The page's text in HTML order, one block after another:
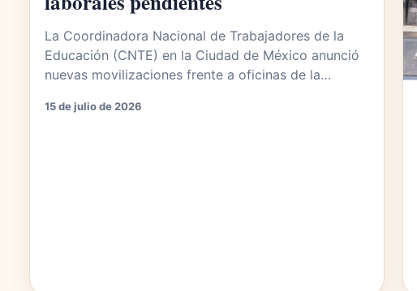
La Coordinadora Nacional de Trabajadores de la
Educación (CNTE) en la Ciudad de México anunció
nuevas movilizaciones frente a oficinas de la…
15 de julio de 2026